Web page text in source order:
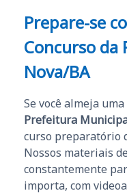
Prepare-se
Concurso da
Nova/BA
Se você almeja
Prefeitura
curso preparatório
Nossos materiais
constantemente
importa, com